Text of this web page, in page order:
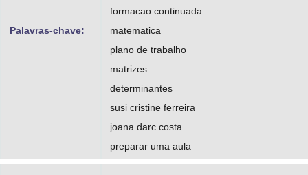
Palavras-chave:
formacao continuada
matematica
plano de trabalho
matrizes
determinantes
susi cristine ferreira
joana darc costa
preparar uma aula